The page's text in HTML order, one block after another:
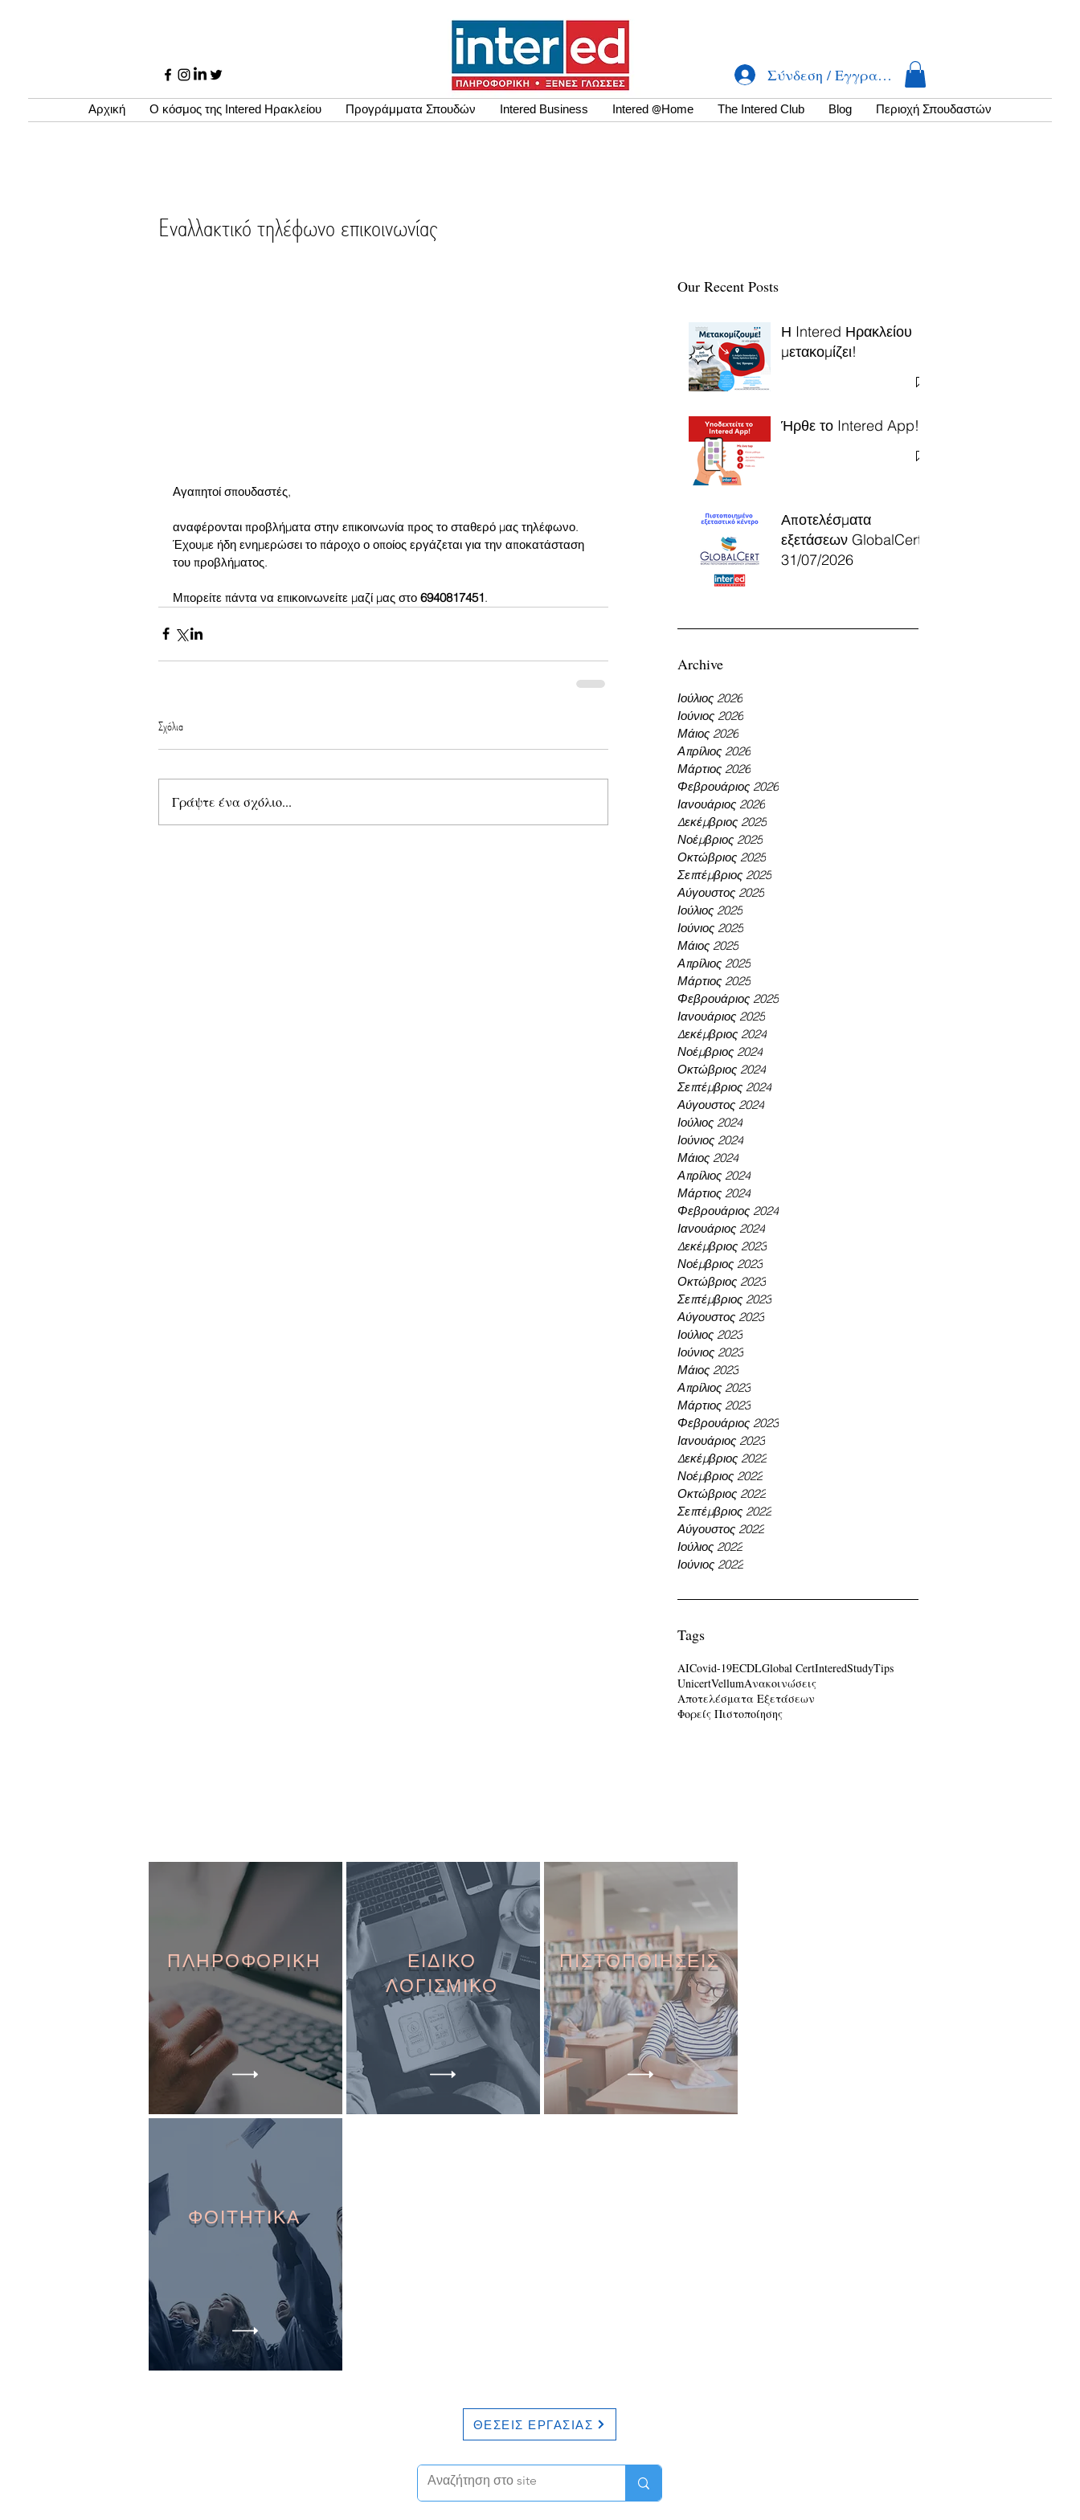
Σύνδεση / Εγγραφή
Αρχική Ο κόσμος της Intered Ηρακλείου Προγράμματα Σπουδών Intered Business Intered @Home The Intered Club Βlog Περιοχή Σπουδαστών
Our Recent Posts
Η Intered Ηρακλείου
μετακομίζει!
Ήρθε το Intered App!
Αποτελέσματα
εξετάσεων GlobalCert
31/07/2026
Archive
Ιούλιος 2026
Ιούνιος 2026
Μάιος 2026
Απρίλιος 2026
Μάρτιος 2026
Φεβρουάριος 2026
Ιανουάριος 2026
Δεκέμβριος 2025
Νοέμβριος 2025
Οκτώβριος 2025
Σεπτέμβριος 2025
Αύγουστος 2025
Ιούλιος 2025
Ιούνιος 2025
Μάιος 2025
Απρίλιος 2025
Μάρτιος 2025
Φεβρουάριος 2025
Ιανουάριος 2025
Δεκέμβριος 2024
Νοέμβριος 2024
Οκτώβριος 2024
Σεπτέμβριος 2024
Αύγουστος 2024
Ιούλιος 2024
Ιούνιος 2024
Μάιος 2024
Απρίλιος 2024
Μάρτιος 2024
Φεβρουάριος 2024
Ιανουάριος 2024
Δεκέμβριος 2023
Νοέμβριος 2023
Οκτώβριος 2023
Σεπτέμβριος 2023
Αύγουστος 2023
Ιούλιος 2023
Ιούνιος 2023
Μάιος 2023
Απρίλιος 2023
Μάρτιος 2023
Φεβρουάριος 2023
Ιανουάριος 2023
Δεκέμβριος 2022
Νοέμβριος 2022
Οκτώβριος 2022
Σεπτέμβριος 2022
Αύγουστος 2022
Ιούλιος 2022
Ιούνιος 2022
Tags
AICovid-19ECDLGlobal CertInteredStudyTips
UnicertVellumΑνακοινώσεις
Αποτελέσματα Εξετάσεων
Φορείς Πιστοποίησης
Εναλλακτικό τηλέφωνο επικοινωνίας
Αγαπητοί σπουδαστές,
αναφέρονται προβλήματα στην επικοινωνία προς το σταθερό μας τηλέφωνο.
Έχουμε ήδη ενημερώσει το πάροχο ο οποίος εργάζεται για την αποκατάσταση
του προβλήματος.
Μπορείτε πάντα να επικοινωνείτε μαζί μας στο 6940817451.
Σχόλια
Γράψτε ένα σχόλιο...
ΠΛΗΡΟΦΟΡΙΚΗ
ΕΙΔΙΚΟ
ΛΟΓΙΣΜΙΚΟ
ΠΙΣΤΟΠΟΙΗΣΕΙΣ
ΦΟΙΤΗΤΙΚΑ
ΘΕΣΕΙΣ ΕΡΓΑΣΙΑΣ